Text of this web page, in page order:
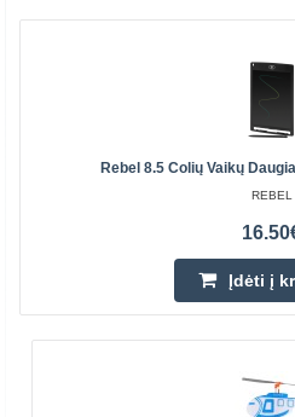
Rebel 8.5 Colių Vaikų
REBEL
Įdėti į